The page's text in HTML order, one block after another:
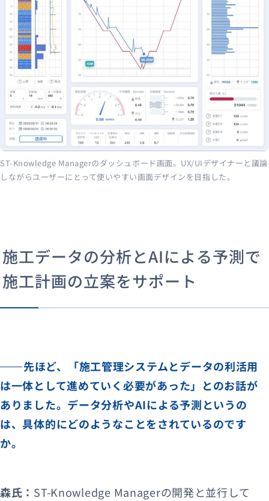
ST-Knowledge Managerのダッシュボード画面。UX/UIデザイナーと議論
しながらユーザーにとって使いやすい画面デザインを目指した。
施工データの分析とAIによる予測で
施工計画の立案をサポート
先ほど、「施工管理システムとデータの利活用
は一体として進めていく必要があった」とのお話が
ありました。データ分析やAIによる予測というの
は、具体的にどのようなことをされているのです
か。
森氏： ST-Knowledge Managerの開発と並行して